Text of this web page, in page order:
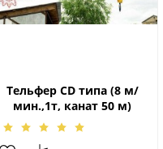
Тельфер CD типа (8 м/
мин.,1т, канат 50 м)